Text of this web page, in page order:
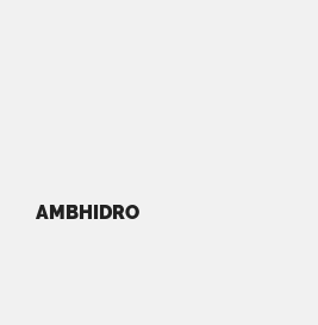
AMBHIDRO